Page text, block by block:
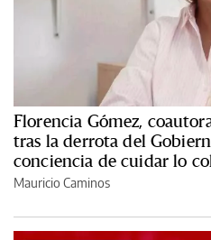
Florencia Gómez,
tras la derrota del
conciencia de cuidar lo
Mauricio Caminos